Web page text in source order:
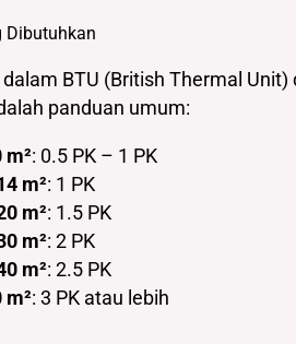
Dibutuhkan
BTU (British Thermal
panduan umum:
m²: 0.5 PK – 1 PK
m²: 1 PK
m²: 1.5 PK
m²: 2 PK
m²: 2.5 PK
m²: 3 PK atau lebih